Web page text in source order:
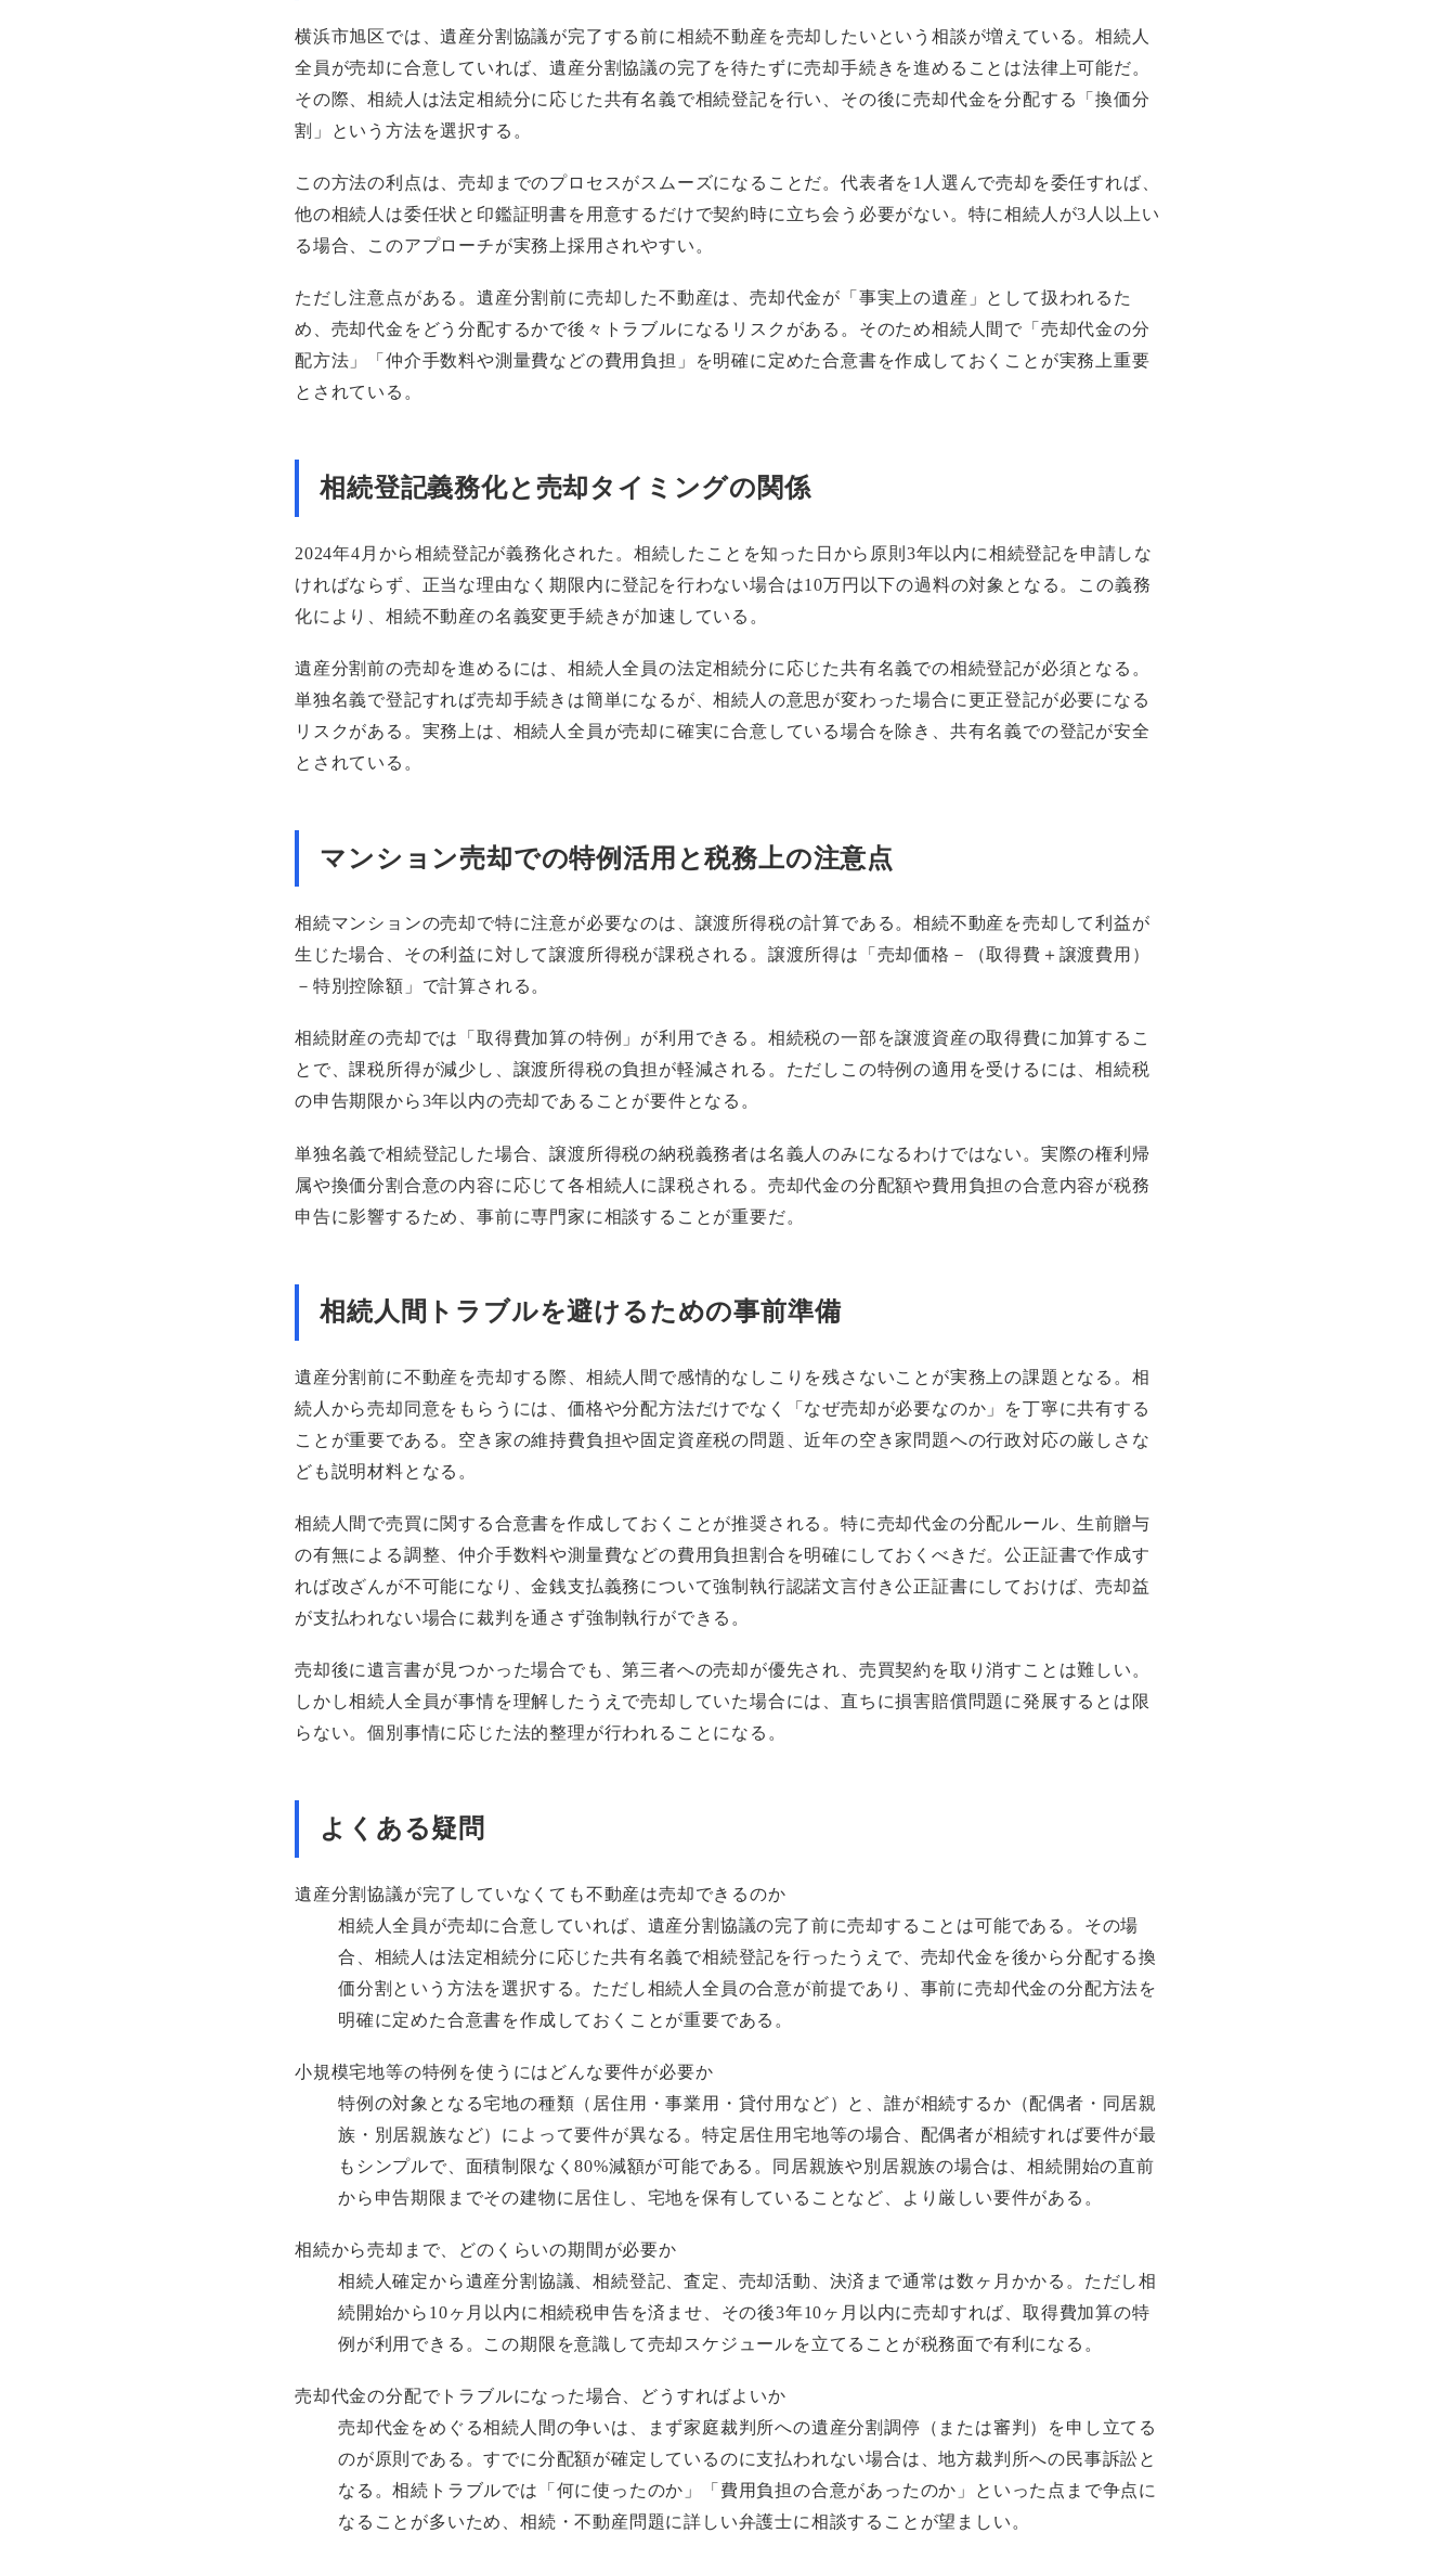
横浜市旭区では、遺産分割協議が完了する前に相続不動産を売却したいという相談が増えている。相続人
全員が売却に合意していれば、遺産分割協議の完了を待たずに売却手続きを進めることは法律上可能だ。
その際、相続人は法定相続分に応じた共有名義で相続登記を行い、その後に売却代金を分配する「換価分
割」という方法を選択する。
この方法の利点は、売却までのプロセスがスムーズになることだ。代表者を1人選んで売却を委任すれば、
他の相続人は委任状と印鑑証明書を用意するだけで契約時に立ち会う必要がない。特に相続人が3人以上い
る場合、このアプローチが実務上採用されやすい。
ただし注意点がある。遺産分割前に売却した不動産は、売却代金が「事実上の遺産」として扱われるた
め、売却代金をどう分配するかで後々トラブルになるリスクがある。そのため相続人間で「売却代金の分
配方法」「仲介手数料や測量費などの費用負担」を明確に定めた合意書を作成しておくことが実務上重要
とされている。
相続登記義務化と売却タイミングの関係
2024年4月から相続登記が義務化された。相続したことを知った日から原則3年以内に相続登記を申請しな
ければならず、正当な理由なく期限内に登記を行わない場合は10万円以下の過料の対象となる。この義務
化により、相続不動産の名義変更手続きが加速している。
遺産分割前の売却を進めるには、相続人全員の法定相続分に応じた共有名義での相続登記が必須となる。
単独名義で登記すれば売却手続きは簡単になるが、相続人の意思が変わった場合に更正登記が必要になる
リスクがある。実務上は、相続人全員が売却に確実に合意している場合を除き、共有名義での登記が安全
とされている。
マンション売却での特例活用と税務上の注意点
相続マンションの売却で特に注意が必要なのは、譲渡所得税の計算である。相続不動産を売却して利益が
生じた場合、その利益に対して譲渡所得税が課税される。譲渡所得は「売却価格－（取得費＋譲渡費用）
－特別控除額」で計算される。
相続財産の売却では「取得費加算の特例」が利用できる。相続税の一部を譲渡資産の取得費に加算するこ
とで、課税所得が減少し、譲渡所得税の負担が軽減される。ただしこの特例の適用を受けるには、相続税
の申告期限から3年以内の売却であることが要件となる。
単独名義で相続登記した場合、譲渡所得税の納税義務者は名義人のみになるわけではない。実際の権利帰
属や換価分割合意の内容に応じて各相続人に課税される。売却代金の分配額や費用負担の合意内容が税務
申告に影響するため、事前に専門家に相談することが重要だ。
相続人間トラブルを避けるための事前準備
遺産分割前に不動産を売却する際、相続人間で感情的なしこりを残さないことが実務上の課題となる。相
続人から売却同意をもらうには、価格や分配方法だけでなく「なぜ売却が必要なのか」を丁寧に共有する
ことが重要である。空き家の維持費負担や固定資産税の問題、近年の空き家問題への行政対応の厳しさな
ども説明材料となる。
相続人間で売買に関する合意書を作成しておくことが推奨される。特に売却代金の分配ルール、生前贈与
の有無による調整、仲介手数料や測量費などの費用負担割合を明確にしておくべきだ。公正証書で作成す
れば改ざんが不可能になり、金銭支払義務について強制執行認諾文言付き公正証書にしておけば、売却益
が支払われない場合に裁判を通さず強制執行ができる。
売却後に遺言書が見つかった場合でも、第三者への売却が優先され、売買契約を取り消すことは難しい。
しかし相続人全員が事情を理解したうえで売却していた場合には、直ちに損害賠償問題に発展するとは限
らない。個別事情に応じた法的整理が行われることになる。
よくある疑問
遺産分割協議が完了していなくても不動産は売却できるのか
相続人全員が売却に合意していれば、遺産分割協議の完了前に売却することは可能である。その場
合、相続人は法定相続分に応じた共有名義で相続登記を行ったうえで、売却代金を後から分配する換
価分割という方法を選択する。ただし相続人全員の合意が前提であり、事前に売却代金の分配方法を
明確に定めた合意書を作成しておくことが重要である。
小規模宅地等の特例を使うにはどんな要件が必要か
特例の対象となる宅地の種類（居住用・事業用・貸付用など）と、誰が相続するか（配偶者・同居親
族・別居親族など）によって要件が異なる。特定居住用宅地等の場合、配偶者が相続すれば要件が最
もシンプルで、面積制限なく80%減額が可能である。同居親族や別居親族の場合は、相続開始の直前
から申告期限までその建物に居住し、宅地を保有していることなど、より厳しい要件がある。
相続から売却まで、どのくらいの期間が必要か
相続人確定から遺産分割協議、相続登記、査定、売却活動、決済まで通常は数ヶ月かかる。ただし相
続開始から10ヶ月以内に相続税申告を済ませ、その後3年10ヶ月以内に売却すれば、取得費加算の特
例が利用できる。この期限を意識して売却スケジュールを立てることが税務面で有利になる。
売却代金の分配でトラブルになった場合、どうすればよいか
売却代金をめぐる相続人間の争いは、まず家庭裁判所への遺産分割調停（または審判）を申し立てる
のが原則である。すでに分配額が確定しているのに支払われない場合は、地方裁判所への民事訴訟と
なる。相続トラブルでは「何に使ったのか」「費用負担の合意があったのか」といった点まで争点に
なることが多いため、相続・不動産問題に詳しい弁護士に相談することが望ましい。